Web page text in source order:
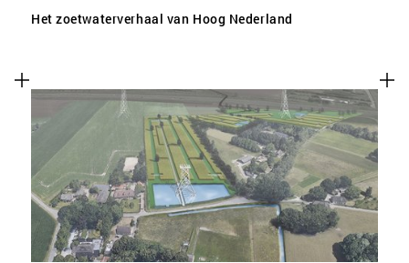
Het zoetwaterverhaal van Hoog Nederland